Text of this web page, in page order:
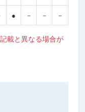
● － － －
載と異なる場合が